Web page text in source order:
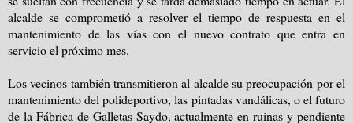
alcalde se comprometió a resolver el tiempo de respuesta en el
mantenimiento de las vías con el nuevo contrato que entra en
servicio el próximo mes.
Los vecinos también transmitieron al alcalde su preocupación por el
mantenimiento del polideportivo, las pintadas vandálicas, o el futuro
de la Fábrica de Galletas Saydo, actualmente en ruinas y pendiente